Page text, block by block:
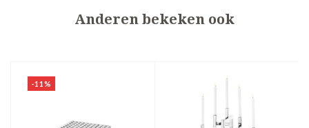
Anderen bekeken ook
-11%